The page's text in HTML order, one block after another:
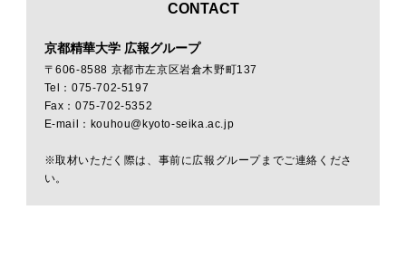
CONTACT
京都精華大学 広報グループ
〒606-8588 京都市左京区岩倉木野町137
Tel：075-702-5197
Fax：075-702-5352
E-mail：kouhou@kyoto-seika.ac.jp
※取材いただく際は、事前に広報グループまでご連絡くださ
い。